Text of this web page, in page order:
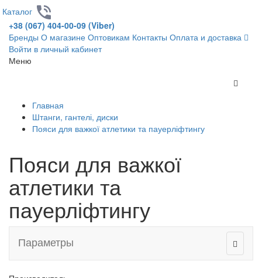
Каталог
+38 (067) 404-00-09 (Viber)
Бренды О магазине Оптовикам Контакты Оплата и доставка
Войти в личный кабинет
Меню
Главная
Штанги, гантелі, диски
Пояси для важкої атлетики та пауерліфтингу
Пояси для важкої
атлетики та
пауерліфтингу
Параметры